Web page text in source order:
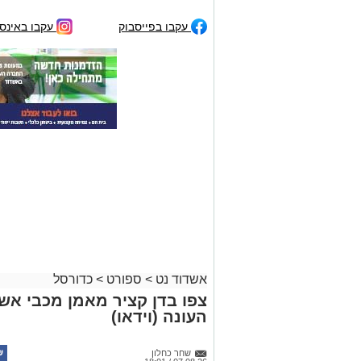
עקבו בפייסבוק עקבו
אשדוד נט > ספורט > כדורסל
צפו בדן קציר מאמן מכבי
העונה (וידאו)
שחר כחלון